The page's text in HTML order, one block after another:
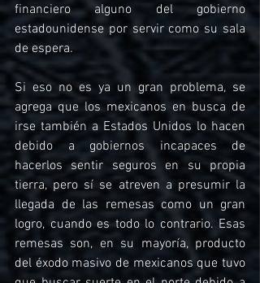
financiero alguno del gobierno
estadounidense por servir como su sala
de espera.
Si eso no es ya un gran problema, se
agrega que los mexicanos en busca de
irse también a Estados Unidos lo hacen
debido a gobiernos incapaces de
hacerlos sentir seguros en su propia
tierra, pero sí se atreven a presumir la
llegada de las remesas como un gran
logro, cuando es todo lo contrario. Esas
remesas son, en su mayoría, producto
del éxodo masivo de mexicanos que tuvo